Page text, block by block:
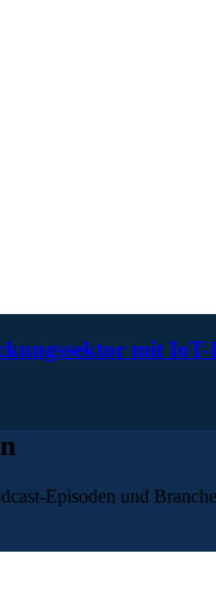
mit
Episoden und